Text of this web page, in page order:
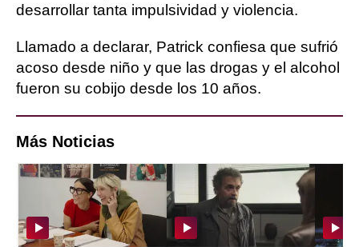
desarrollar tanta impulsividad y violencia.
Llamado a declarar, Patrick confiesa que sufrió
acoso desde niño y que las drogas y el alcohol
fueron su cobijo desde los 10 años.
Más Noticias